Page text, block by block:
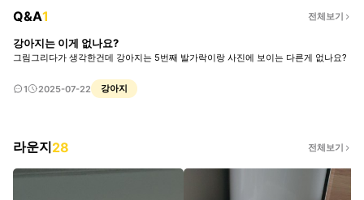
Q&A1 전체보기
강아지는 이게 없나요?
그림그리다가 생각한건데 강아지는 5번째 발가락이랑 사진에 보이는 다른게 없나요?
1 2025-07-22 강아지
라운지28 전체보기